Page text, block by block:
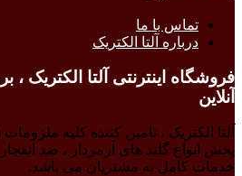
تماس با ما
درباره آلتا الکتریک
فروشگاه اینترنتی آلتا الکتریک
آنلاین
آلتا الکتریک ، تامین کننده کلیه
پخش انواع گلند های آرمردار ، ضد
خدمات کامل به مشتریان می باشد.